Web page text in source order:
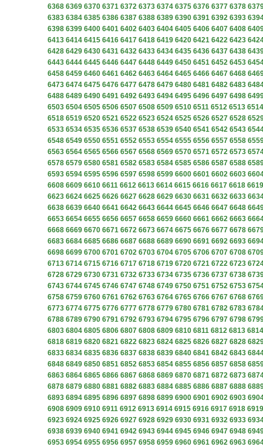
6368 6369 6370 6371 6372 6373 6374 6375 6376 6377 6378
6383 6384 6385 6386 6387 6388 6389 6390 6391 6392 6393
6398 6399 6400 6401 6402 6403 6404 6405 6406 6407 6408
6413 6414 6415 6416 6417 6418 6419 6420 6421 6422 6423
6428 6429 6430 6431 6432 6433 6434 6435 6436 6437 6438
6443 6444 6445 6446 6447 6448 6449 6450 6451 6452 6453
6458 6459 6460 6461 6462 6463 6464 6465 6466 6467 6468
6473 6474 6475 6476 6477 6478 6479 6480 6481 6482 6483
6488 6489 6490 6491 6492 6493 6494 6495 6496 6497 6498
6503 6504 6505 6506 6507 6508 6509 6510 6511 6512 6513 6514
6518 6519 6520 6521 6522 6523 6524 6525 6526 6527 6528
6533 6534 6535 6536 6537 6538 6539 6540 6541 6542 6543
6548 6549 6550 6551 6552 6553 6554 6555 6556 6557 6558
6563 6564 6565 6566 6567 6568 6569 6570 6571 6572 6573
6578 6579 6580 6581 6582 6583 6584 6585 6586 6587 6588
6593 6594 6595 6596 6597 6598 6599 6600 6601 6602 6603
6608 6609 6610 6611 6612 6613 6614 6615 6616 6617 6618 6619
6623 6624 6625 6626 6627 6628 6629 6630 6631 6632 6633
6638 6639 6640 6641 6642 6643 6644 6645 6646 6647 6648
6653 6654 6655 6656 6657 6658 6659 6660 6661 6662 6663
6668 6669 6670 6671 6672 6673 6674 6675 6676 6677 6678
6683 6684 6685 6686 6687 6688 6689 6690 6691 6692 6693
6698 6699 6700 6701 6702 6703 6704 6705 6706 6707 6708
6713 6714 6715 6716 6717 6718 6719 6720 6721 6722 6723
6728 6729 6730 6731 6732 6733 6734 6735 6736 6737 6738
6743 6744 6745 6746 6747 6748 6749 6750 6751 6752 6753
6758 6759 6760 6761 6762 6763 6764 6765 6766 6767 6768
6773 6774 6775 6776 6777 6778 6779 6780 6781 6782 6783
6788 6789 6790 6791 6792 6793 6794 6795 6796 6797 6798
6803 6804 6805 6806 6807 6808 6809 6810 6811 6812 6813 6814
6818 6819 6820 6821 6822 6823 6824 6825 6826 6827 6828
6833 6834 6835 6836 6837 6838 6839 6840 6841 6842 6843
6848 6849 6850 6851 6852 6853 6854 6855 6856 6857 6858
6863 6864 6865 6866 6867 6868 6869 6870 6871 6872 6873
6878 6879 6880 6881 6882 6883 6884 6885 6886 6887 6888
6893 6894 6895 6896 6897 6898 6899 6900 6901 6902 6903
6908 6909 6910 6911 6912 6913 6914 6915 6916 6917 6918 6919
6923 6924 6925 6926 6927 6928 6929 6930 6931 6932 6933
6938 6939 6940 6941 6942 6943 6944 6945 6946 6947 6948
6953 6954 6955 6956 6957 6958 6959 6960 6961 6962 6963